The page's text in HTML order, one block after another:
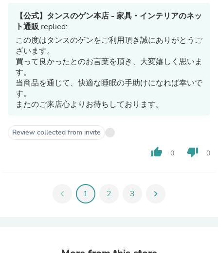
【公式】タンスのゲン本店 - 家具・インテリアのネッ
ト通販replied:
この度はタンスのゲンをご利用頂き誠にありがとうご
ざいます。
買って良かったとのお言葉を頂き、大変嬉しく思いま
す。
当商品を通じて、快適な睡眠の手助けになれば幸いで
す。
またのご来店心よりお待ちしております。
Review collected from invite
thumb_up 0 thumb_down 0
chevron_left 1 2 3 chevron_right